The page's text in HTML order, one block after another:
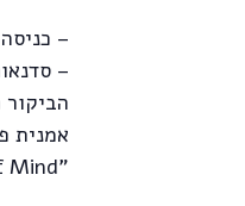
– כניסה
–
אמנית
"Cardboard State Of Mind" ואת הדרך שהובילה אותה לעולם הקרטון.